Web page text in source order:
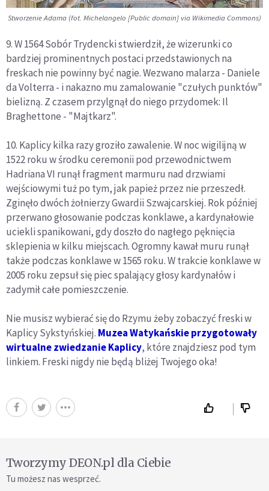
Stworzenie Adama(fot. Michelangelo [Public domain] via Wikimedia Commons)
9. W 1564 Sobór Trydencki stwierdził, że wizerunki co
bardziej prominentnych postaci przedstawionych na
freskach nie powinny być nagie. Wezwano malarza - Daniele
da Volterra - i nakazno mu zamalowanie "czułych punktów"
bielizną. Z czasem przylgnął do niego przydomek: Il
Braghettone - "Majtkarz".
10. Kaplicy kilka razy groziło zawalenie. W noc wigilijną w
1522 roku w środku ceremonii pod przewodnictwem
Hadriana VI runął fragment marmuru nad drzwiami
wejściowymi tuż po tym, jak papież przez nie przeszedł.
Zginęło dwóch żołnierzy Gwardii Szwajcarskiej. Rok później
przerwano głosowanie podczas konklawe, a kardynałowie
uciekli spanikowani, gdy doszło do nagłego pęknięcia
sklepienia w kilku miejscach. Ogromny kawał muru runął
także podczas konklawe w 1565 roku. W trakcie konklawe w
2005 roku zepsuł się piec spalający głosy kardynałów i
zadymił całe pomieszczenie.
Nie musisz wybierać się do Rzymu żeby zobaczyć freski w
Kaplicy Sykstyńskiej. Muzea Watykańskie przygotowały
wirtualne zwiedzanie Kaplicy, które znajdziesz pod tym
linkiem. Freski nigdy nie będą bliżej Twojego oka!
Tworzymy DEON.pl dla Ciebie
Tu możesz nas wesprzeć.